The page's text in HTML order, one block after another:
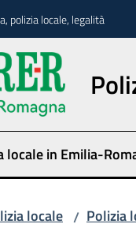
polizia locale, legalità
locale in Emilia-
locale / Polizia